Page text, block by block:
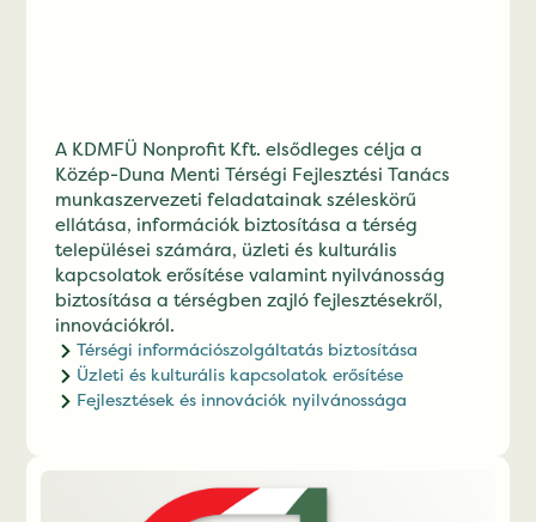
A KDMFÜ Nonprofit Kft. elsődleges célja a
Közép-Duna Menti Térségi Fejlesztési Tanács
munkaszervezeti feladatainak széleskörű
ellátása, információk biztosítása a térség
települései számára, üzleti és kulturális
kapcsolatok erősítése valamint nyilvánosság
biztosítása a térségben zajló fejlesztésekről,
innovációkról.
Térségi információszolgáltatás biztosítása
Üzleti és kulturális kapcsolatok erősítése
Fejlesztések és innovációk nyilvánossága